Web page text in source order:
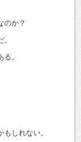
のか？
。
しれない。